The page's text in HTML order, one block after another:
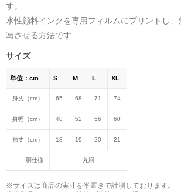
＿＿＿＿＿＿＿＿＿＿＿＿＿＿＿＿＿＿＿
小説 [刺すように燃えるような眼差しは] -
挿画&グッズカタログ <デザイン画集:BEST
＜著者:挿画作成＞ 凛々風 猛 -リリカゼタケ
小説 [刺すように燃えるような眼差しは] -
＜著者:絵本/挿画作成＞ 凛々風 猛 -リリカゼ
日本語版: https://amzn.asia/d/hMo8oB0
▶︎小説 [刺すように燃えるような眼差しは]
す。
水性顔料インクを専用フィルムにプリントし
写させる方法です
サイズ
単位：cm S M L XL
身丈（cm） 65 68 71 74
身幅（cm） 48 52 56 60
袖丈（cm） 18 19 20 21
胴仕様 丸胴
※サイズは商品の実寸を平置きで計測しております。